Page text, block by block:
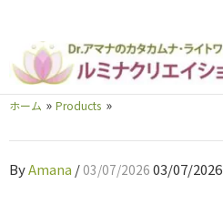
を
キホーム Products
ByAmana / 03/07/2026 03/07/2026